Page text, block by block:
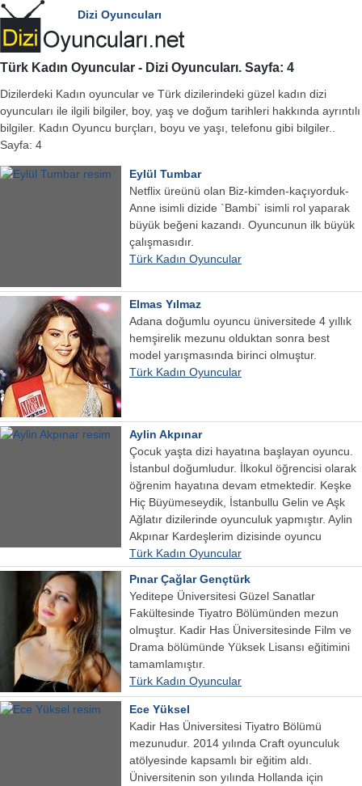
Dizi Oyuncuları
Türk Kadın Oyuncular - Dizi Oyuncuları. Sayfa: 4
Dizilerdeki Kadın oyuncular ve Türk dizilerindeki güzel kadın dizi
oyuncuları ile ilgili bilgiler, boy, yaş ve doğum tarihleri hakkında ayrıntılı
bilgiler. Kadın Oyuncu burçları, boyu ve yaşı, telefonu gibi bilgiler..
Sayfa: 4
Eylül Tumbar
Netflix üreünü olan Biz-kimden-kaçıyorduk-
Anne isimli dizide `Bambi` isimli rol yaparak
büyük beğeni kazandı. Oyuncunun ilk büyük
çalışmasıdır.
Türk Kadın Oyuncular
Elmas Yılmaz
Adana doğumlu oyuncu üniversitede 4 yıllık
hemşirelik mezunu olduktan sonra best
model yarışmasında birinci olmuştur.
Türk Kadın Oyuncular
Aylin Akpınar
Çocuk yaşta dizi hayatına başlayan oyuncu.
İstanbul doğumludur. İlkokul öğrencisi olarak
öğrenim hayatına devam etmektedir. Keşke
Hiç Büyümeseydik, İstanbullu Gelin ve Aşk
Ağlatır dizilerinde oyunculuk yapmıştır. Aylin
Akpınar Kardeşlerim dizisinde oyuncu
Türk Kadın Oyuncular
Pınar Çağlar Gençtürk
Yeditepe Üniversitesi Güzel Sanatlar
Fakültesinde Tiyatro Bölümünden mezun
olmuştur. Kadir Has Üniversitesinde Film ve
Drama bölümünde Yüksek Lisansı eğitimini
tamamlamıştır.
Türk Kadın Oyuncular
Ece Yüksel
Kadir Has Üniversitesi Tiyatro Bölümü
mezunudur. 2014 yılında Craft oyunculuk
atölyesinde kapsamlı bir eğitim aldı.
Üniversitenin son yılında Hollanda için